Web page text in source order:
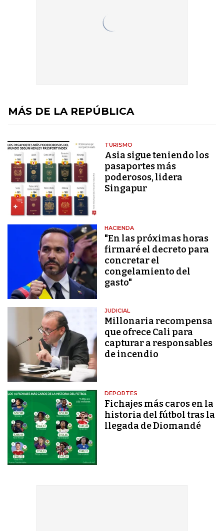
MÁS DE LA REPÚBLICA
TURISMO
Asia sigue teniendo los
pasaportes más
poderosos, lidera
Singapur
HACIENDA
"En las próximas horas
firmaré el decreto para
concretar el
congelamiento del
gasto"
JUDICIAL
Millonaria recompensa
que ofrece Cali para
capturar a responsables
de incendio
DEPORTES
Fichajes más caros en la
historia del fútbol tras la
llegada de Diomandé